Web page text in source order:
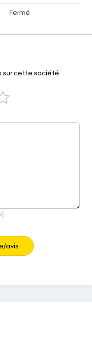
Fermé
sur cette société.
avis